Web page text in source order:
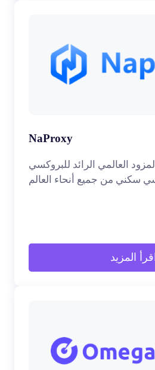
NaProxy
المزود العالمي الرائد للبروكسي IP ، أكثر من 90
سكني من جميع أنحاء العالم
اقرأ المزيد